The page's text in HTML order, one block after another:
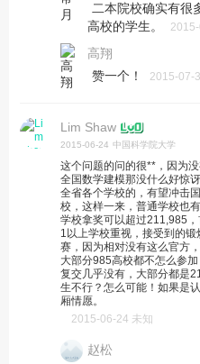
二本院校确实有很
高校的学生。
高翔
赞一个！ 2015-07-
Lim Shaw
2015-06-24 中国科学院大学
这个问题的问的很**，因为
全国数学建模那没什么好惊
全省各个学校的，有望冲击
校，这样一来，普通学校也
学校拿奖可以超过211,985
1以上学校重视，接受到的
赛，因为相对没有这么官方
大部分985高校都不怎么参
复交几乎没有，大部分都是
生不行？怎么可能！如果是
厢情愿。
2015-06-24 未知
赵松